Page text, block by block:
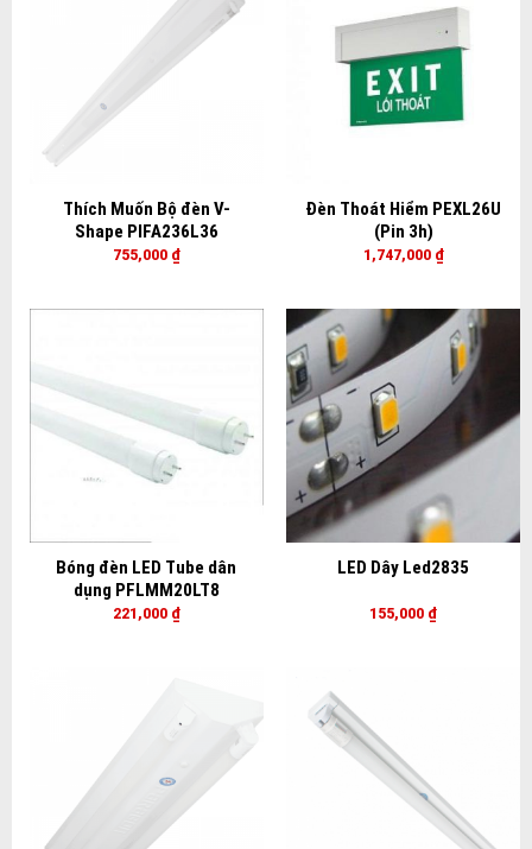
Thích Muốn Bộ đèn V-
Shape PIFA236L36
755,000 ₫
Đèn Thoát Hiểm PEXL26U
(Pin 3h)
1,747,000 ₫
Bóng đèn LED Tube dân
dụng PFLMM20LT8
221,000 ₫
LED Dây Led2835
155,000 ₫